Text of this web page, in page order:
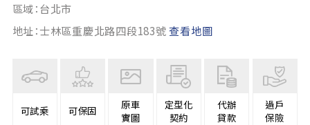
區域：台北市
地址：士林區重慶北路四段183號查看地圖
可試乘 可保固
原車
實圖
定型化
契約
代辦
貸款
過戶
保險